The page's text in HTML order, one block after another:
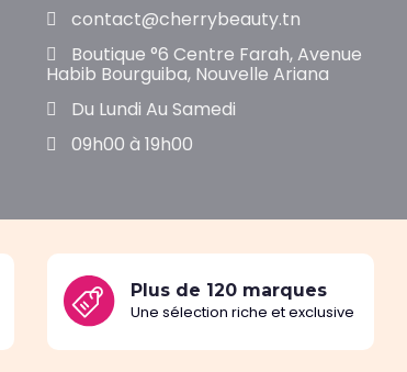
contact@cherrybeauty.tn
Boutique °6 Centre Farah, Avenue
Habib Bourguiba, Nouvelle Ariana
Du Lundi Au Samedi
09h00 à 19h00
Plus de 120 marques
Une sélection riche et exclusive